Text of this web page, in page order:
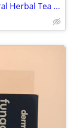
Premium Blue Lotus Flower Tea – Natural Herbal Tea – UK Delivery